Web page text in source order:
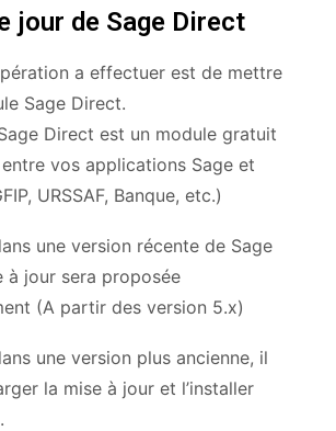
jour de Sage Direct
a effectuer est de mettre
Sage Direct.
Direct est un module gratuit
vos applications Sage et
URSSAF, Banque, etc.)
une version récente de Sage
à jour sera proposée
(A partir des version 5.x)
une version plus ancienne, il
la mise à jour et l’installer